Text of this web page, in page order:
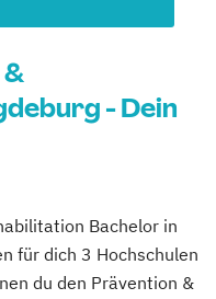
- Dein
Bachelor in
für dich 3 Hochschulen
du den Prävention &